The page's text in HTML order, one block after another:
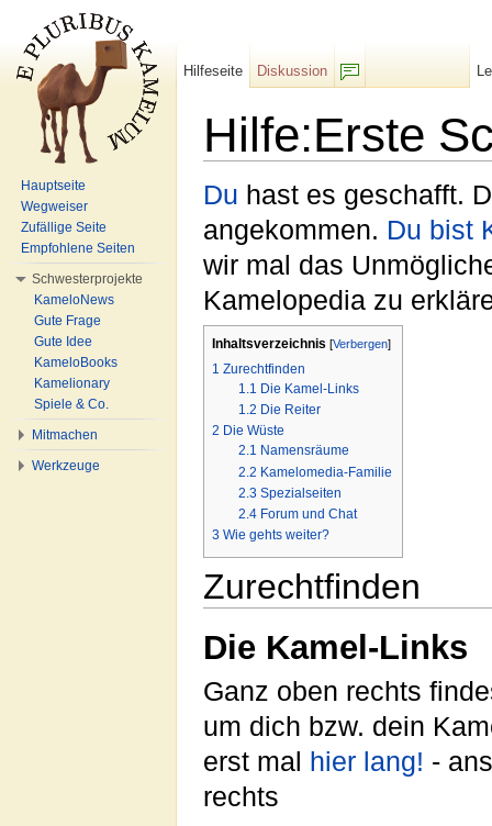
Hilfe:Erste
Du hast es geschafft.
angekommen. Du bist
wir mal das
Kamelopedia zu
Inhaltsverzeichnis [Verbergen]
1 Zurechtfinden
1.1 Die Kamel-Links
1.2 Die Reiter
2 Die Wüste
2.1 Namensräume
2.2 Kamelomedia-Familie
2.3 Spezialseiten
2.4 Forum und Chat
3 Wie gehts weiter?
Zurechtfinden
Die Kamel-Links
Ganz oben rechts
um dich bzw. dein
erst mal hier lang! -
rechts
Hilfeseite
Diskussion
Hauptseite
Wegweiser
Zufällige Seite
Empfohlene Seiten
Schwesterprojekte
KameloNews
Gute Frage
Gute Idee
KameloBooks
Kamelionary
Spiele & Co.
Mitmachen
Werkzeuge